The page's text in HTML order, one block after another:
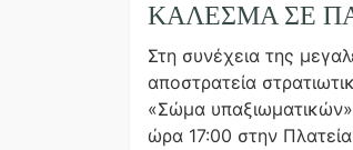
ΚΆΛΕΣΜΑ ΣΕ
Στη συνέχεια της
αποστρατεία
«Σώμα
ώρα 17:00 στην